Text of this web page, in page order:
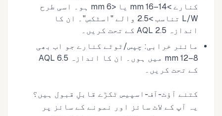
کنارے >14–16 mm یا <6 mm ہو۔ اسی طرح
L/W تناسب >2.5 والے "اسٹکس"۔ ان کا
اندازہ AQL 2.5 کے تحت کریں۔
مائنر خرابی: چپس/ٹوٹے کنارے جو اب بھی
8–12 mm میں ہوں۔ ان کا اندازہ AQL 6.5
کے تحت کریں۔
کتنے آؤٹ-آف-اسپیس ٹکڑے قابلِ قبول ہیں؟
یہ آپ کے لاٹ سائز اور نمونے کے سائز پر